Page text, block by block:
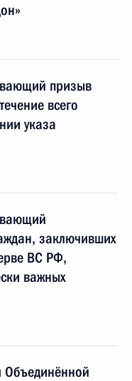
призыв
всего
указа
заключивших
ВС РФ,
важных
Объединённой